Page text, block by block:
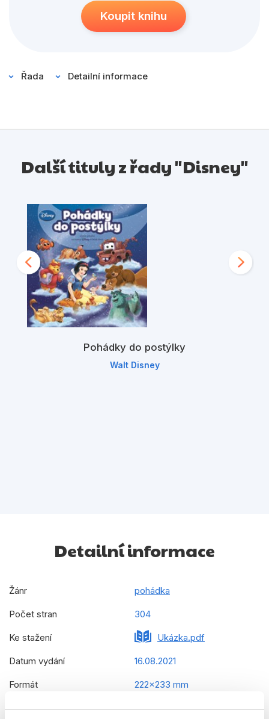
Umění a kultura
Výchova a pedagogika
Zdraví a životní styl
Koupit knihu
Řada Detailní informace
Další tituly z řady "Disney"
Pohádky do postýlky
Walt Disney
Detailní informace
Žánr pohádka
Počet stran 304
Ke stažení Ukázka.pdf
Datum vydání 16.08.2021
Formát 222x233 mm
Hmotnost 1,301 kg